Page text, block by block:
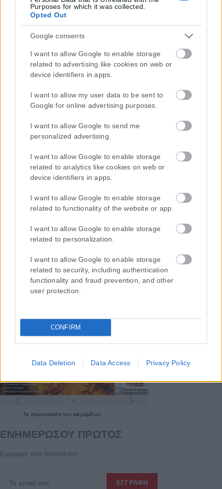
Purposes for which it was collected.
Opted Out
Google consents
I want to allow Google to enable storage
related to advertising like cookies on web or
device identifiers in apps.
I want to allow my user data to be sent to
Google for online advertising purposes.
I want to allow Google to send me
personalized advertising.
I want to allow Google to enable storage
related to analytics like cookies on web or
device identifiers in apps.
I want to allow Google to enable storage
related to functionality of the website or app.
I want to allow Google to enable storage
related to personalization.
I want to allow Google to enable storage
related to security, including authentication
functionality and fraud prevention, and other
user protection.
CONFIRM
Data Deletion Data Access Privacy Policy
επέκταση η ιστοσελίδα που κατέχει αυτή “www.karfitsa.gr”
συμμορφώνονται με τη Σύσταση (ΕΕ) 2018/334 της Επιτροπής της
αντιμετώπιση του παράνομου περιεχομένου στο διαδίκτυο (L 63).
Μοναδικός αριθμός Μ.Η.Τ. 262048
ΤΑ ΠΡΩΤΟΣΕΛΙΔΑ ΣΗΜΕΡΑ
Τα πρωτοσέλιδατων εφημερίδων
ΕΝΗΜΕΡΩΣΟΥ ΠΡΩΤΟΣ
Εγγραφή στο Newsletter